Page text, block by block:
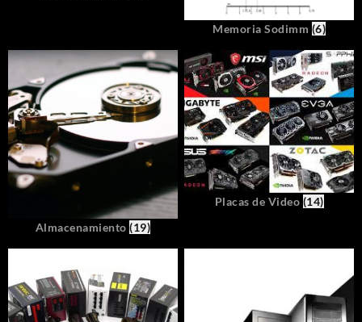
Memoria Sodimm (6)
Almacenamiento(19)
Placas de Video (14)